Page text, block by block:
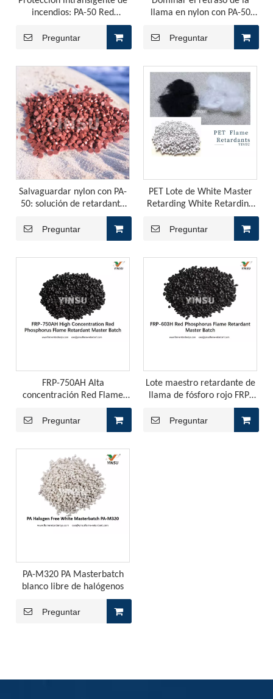
Yinsu Company preparó compuestos PP de retardante
El hipofosfito de aluminio se usa ampliamente en los
Las características que debemos considerar antes de
incendios: PA-50 Red
Phosphorus Masterbatch
para nylon
Preguntar
llama en nylon con PA-50
aditivo de fósforo rojo
Preguntar
Salvaguardar nylon con PA-
50: solución de retardante
de llama de fósforo rojo
Preguntar
PET Lote de White Master
Retarding White Retarding
White PET-B-40C2
Preguntar
FRP-750AH Alta
concentración Red Flame
Retardant Master Batch
Preguntar
Lote maestro retardante de
llama de fósforo rojo FRP-
Preguntar
PA-M320 PA Masterbatch
blanco libre de halógenos
Preguntar